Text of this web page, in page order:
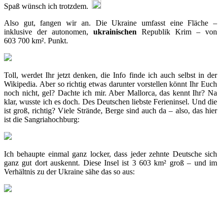
Spaß wünsch ich trotzdem.
Also gut, fangen wir an. Die Ukraine umfasst eine Fläche –
inklusive der autonomen, ukrainischen Republik Krim – von
603 700 km². Punkt.
Toll, werdet Ihr jetzt denken, die Info finde ich auch selbst in der
Wikipedia. Aber so richtig etwas darunter vorstellen könnt Ihr Euch
noch nicht, gel? Dachte ich mir. Aber Mallorca, das kennt Ihr? Na
klar, wusste ich es doch. Des Deutschen liebste Ferieninsel. Und die
ist groß, richtig? Viele Strände, Berge sind auch da – also, das hier
ist die Sangriahochburg:
Ich behaupte einmal ganz locker, dass jeder zehnte Deutsche sich
ganz gut dort auskennt. Diese Insel ist 3 603 km² groß – und im
Verhältnis zu der Ukraine sähe das so aus: